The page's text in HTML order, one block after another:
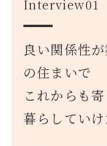
Interview01
良い関係性
の住まいで
これからも
暮らしていけ